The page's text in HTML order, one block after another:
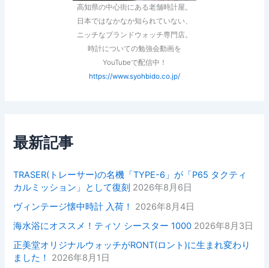
高知県の中心街にある老舗時計屋。
日本ではなかなか知られていない、
ニッチなブランドウォッチ専門店。
時計についての勉強会動画を
YouTubeで配信中！
https://www.syohbido.co.jp/
最新記事
TRASER(トレーサー)の名機「TYPE-6」が「P65 タクティ
カルミッション」として復刻 2026年8月6日
ヴィンテージ懐中時計 入荷！
2026年8月4日
海水浴にオススメ！ティソ シースター 1000 2026年8月3日
正美堂オリジナルウォッチがRONT(ロント)に生まれ変わり
ました！
2026年8月1日